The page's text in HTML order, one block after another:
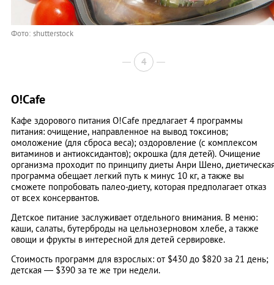
Фото: shutterstock
4
O!Cafe
Кафе здорового питания O!Cafe предлагает 4 программы
питания: очищение, направленное на вывод токсинов;
омоложение (для сброса веса); оздоровление (с комплексом
витаминов и антиоксидантов); окрошка (для детей). Очищение
организма проходит по принципу диеты Анри Шено,
программа обещает легкий путь к минус 10 кг, а также вы
сможете попробовать палео-диету, которая предполагает отказ
от всех консервантов.
Детское питание заслуживает отдельного внимания. В меню:
каши, салаты, бутерброды на цельнозерновом хлебе, а также
овощи и фрукты в интересной для детей сервировке.
Стоимость программ для взрослых: от $430 до $820 за 21 день;
детская — $390 за те же три недели.